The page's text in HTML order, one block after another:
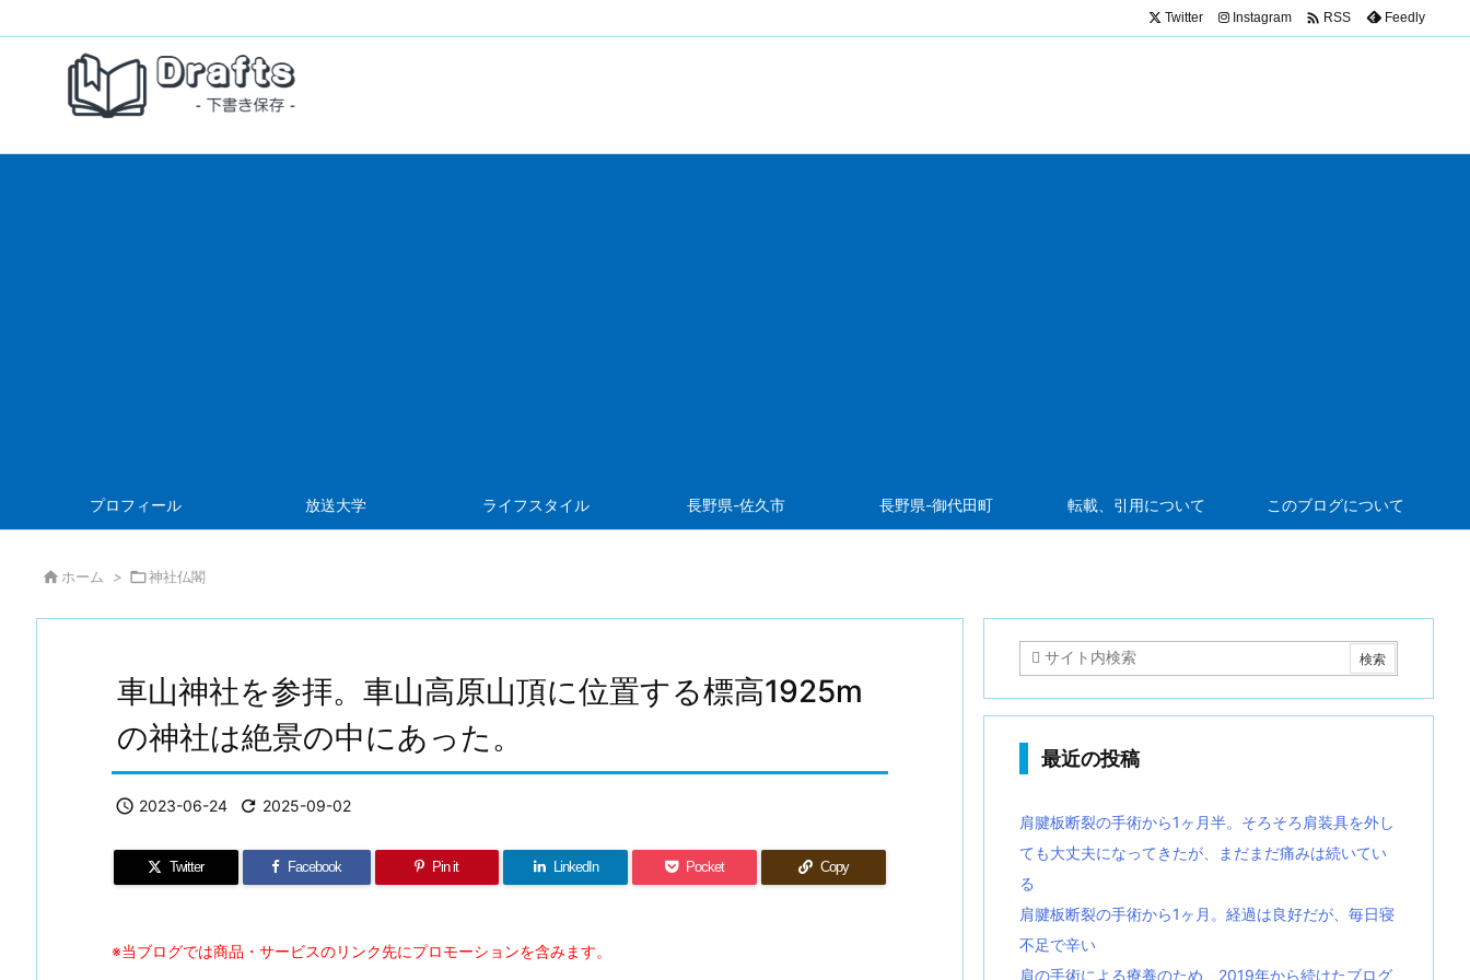
プロフィール 放送大学 ライフスタイル 長野県-佐久市 長野県-御代田町 転載、引用について このブログについて
Twitter Instagram  RSS Feedly
 ホーム > 神社仏閣
車山神社を参拝。車山高原山頂に位置する標高1925m
の神社は絶景の中にあった。
 2023-06-24  2025-09-02
Twitter Facebook Pin it LinkedIn Pocket Copy
※当ブログでは商品・サービスのリンク先にプロモーションを含みます。
最近の投稿
肩腱板断裂の手術から1ヶ月半。そろそろ肩装具を外し
ても大丈夫になってきたが、まだまだ痛みは続いてい
る
肩腱板断裂の手術から1ヶ月。経過は良好だが、毎日寝
不足で辛い
肩の手術による療養のため、2019年から続けたブログ